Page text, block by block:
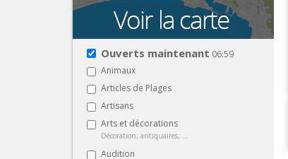
Ouverts maintenant 06:59
Animaux
Articles de Plages
Artisans
Arts et décorations
Décoration, antiquaires, ...
Audition